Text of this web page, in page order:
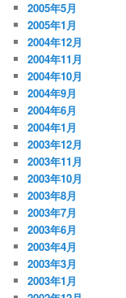
2005年5月
2005年1月
2004年12月
2004年11月
2004年10月
2004年9月
2004年6月
2004年1月
2003年12月
2003年11月
2003年10月
2003年8月
2003年7月
2003年6月
2003年4月
2003年3月
2003年1月